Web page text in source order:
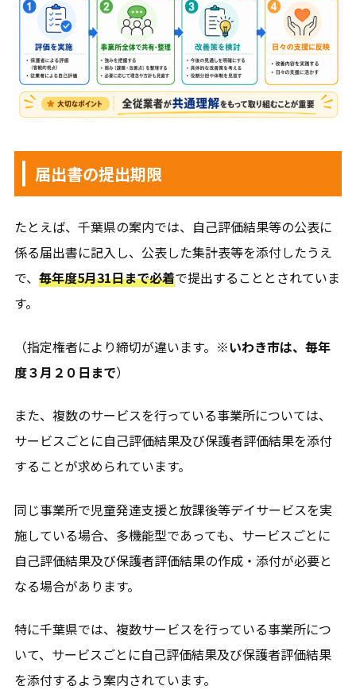
届出書の提出期限
たとえば、千葉県の案内では、自己評価結果等の公表に
係る届出書に記入し、公表した集計表等を添付したうえ
で、 毎年度5月31日まで必着で提出することとされていま
す。
（指定権者により締切が違います。※いわき市は、毎年
度３月２０日まで）
また、複数のサービスを行っている事業所については、
サービスごとに自己評価結果及び保護者評価結果を添付
することが求められています。
同じ事業所で児童発達支援と放課後等デイサービスを実
施している場合、多機能型であっても、サービスごとに
自己評価結果及び保護者評価結果の作成・添付が必要と
なる場合があります。
特に千葉県では、複数サービスを行っている事業所につ
いて、サービスごとに自己評価結果及び保護者評価結果
を添付するよう案内されています。